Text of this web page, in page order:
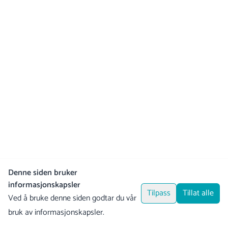
Denne siden bruker
informasjonskapsler
Ved å bruke denne siden godtar du vår
bruk av informasjonskapsler.
Tilpass Tillat alle